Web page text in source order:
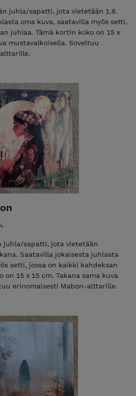
juhla/sapatti, jota vietetään 1.8.
oma kuva, saatavilla myös setti,
juhlaa. Tämä kortin koko on 15 x
mustavalkoisella. Soveltuu
juhla/sapatti, jota vietetään
Saatavilla jokaisesta juhlasta
setti, jossa on kaikki kahdeksan
on 15 x 15 cm. Takana sama kuva
erinomaisesti Mabon-alttarille.